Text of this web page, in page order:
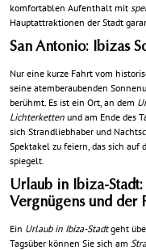
komfortablen Aufenthalt mit
Hauptattraktionen der Stadt
San Antonio: Ibizas
Nur eine kurze Fahrt vom
seine atemberaubenden
berühmt. Es ist ein Ort, an dem
Lichterketten und am Ende des
sich Strandliebhaber und
Spektakel zu feiern, das sich auf
spiegelt.
Urlaub in Ibiza-
Vergnügens und der
Ein Urlaub in Ibiza-Stadtgeht
Tagsüber können Sie sich am